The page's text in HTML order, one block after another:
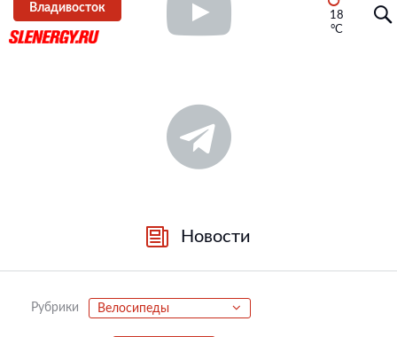
Владивосток
18
°C
Новости
Рубрики Велосипеды